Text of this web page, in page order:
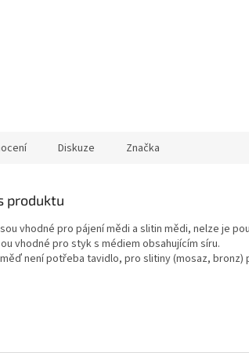
Diskuze Značka
produktu
vhodné pro pájení mědi a slitin mědi, nelze je
vhodné pro styk s médiem obsahujícím síru.
není potřeba tavidlo, pro slitiny (mosaz, bronz)